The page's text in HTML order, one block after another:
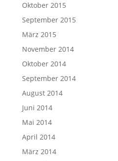
Oktober 2015
September 2015
März 2015
November 2014
Oktober 2014
September 2014
August 2014
Juni 2014
Mai 2014
April 2014
März 2014